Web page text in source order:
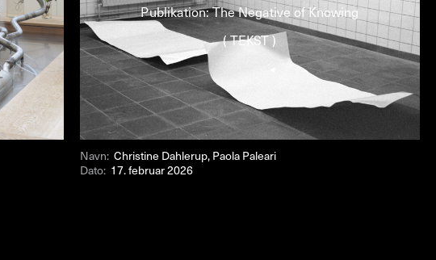
Publikation: The Negative of Knowing
( TEKST )
Navn: Christine Dahlerup, Paola Paleari
Dato: 17. februar 2026